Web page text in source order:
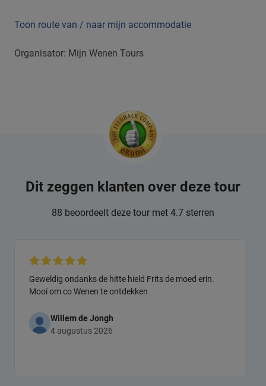
Toon route van / naar mijn accommodatie
Organisator: Mijn Wenen Tours
Dit zeggen klanten over deze tour
88 beoordeelt deze tour met 4.7 sterren
Geweldig ondanks de hitte hield Frits de moed erin.
Mooi om co Wenen te ontdekken
Willem de Jongh
4 augustus 2026